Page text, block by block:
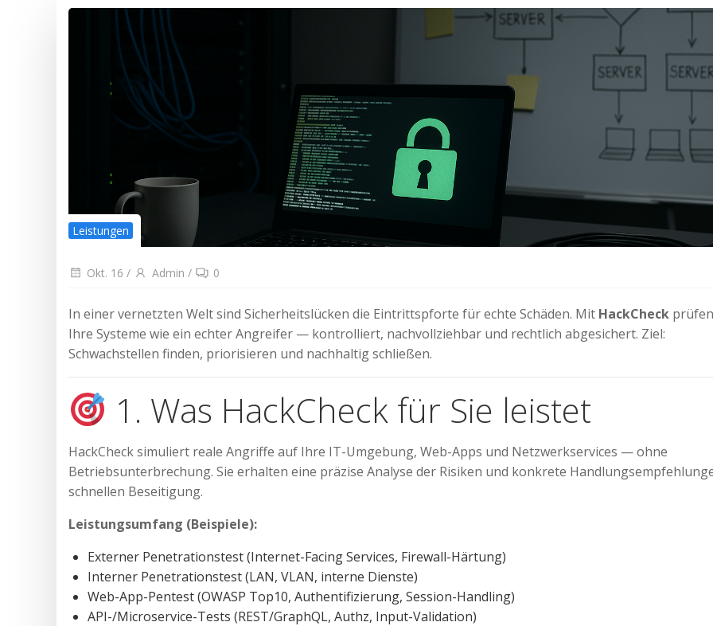
Leistungen
Okt. 16 / Admin / 0
In einer vernetzten Welt sind Sicherheitslücken die Eintrittspforte für echte Schäden. Mit HackCheck
Ihre Systeme wie ein echter Angreifer — kontrolliert, nachvollziehbar und rechtlich abgesichert. Ziel:
Schwachstellen finden, priorisieren und nachhaltig schließen.
1. Was HackCheck für Sie leistet
HackCheck simuliert reale Angriffe auf Ihre IT-Umgebung, Web-Apps und Netzwerkservices — ohne
Betriebsunterbrechung. Sie erhalten eine präzise Analyse der Risiken und konkrete
schnellen Beseitigung.
Leistungsumfang (Beispiele):
Externer Penetrationstest (Internet-Facing Services, Firewall-Härtung)
Interner Penetrationstest (LAN, VLAN, interne Dienste)
Web-App-Pentest (OWASP Top10, Authentifizierung, Session-Handling)
API-/Microservice-Tests (REST/GraphQL, Authz, Input-Validation)